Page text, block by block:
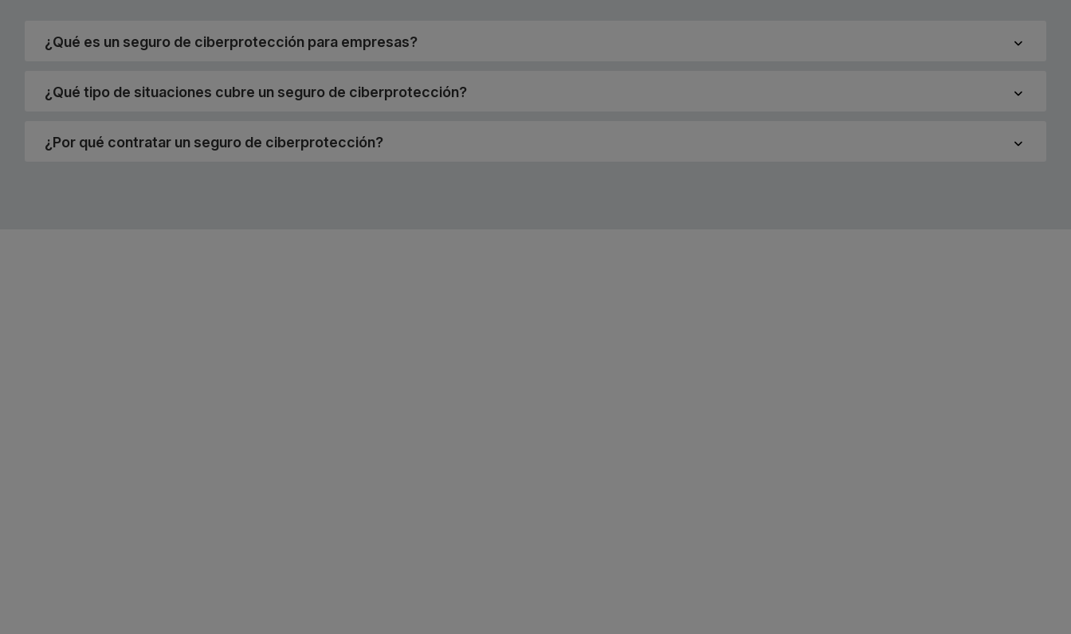
¿Qué es un seguro de ciberprotección para empresas?
¿Qué tipo de situaciones cubre un seguro de ciberprotección?
¿Por qué contratar un seguro de ciberprotección?